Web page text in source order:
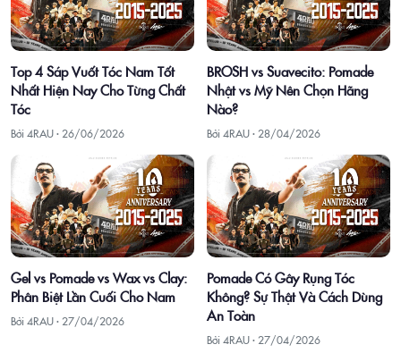
Top 4 Sáp Vuốt Tóc Nam Tốt
Nhất Hiện Nay Cho Từng Chất
Tóc
Bởi 4RAU · 26/06/2026
BROSH vs Suavecito: Pomade
Nhật vs Mỹ Nên Chọn Hãng
Nào?
Bởi 4RAU · 28/04/2026
Gel vs Pomade vs Wax vs Clay:
Phân Biệt Lần Cuối Cho Nam
Bởi 4RAU · 27/04/2026
Pomade Có Gây Rụng Tóc
Không? Sự Thật Và Cách Dùng
An Toàn
Bởi 4RAU · 27/04/2026